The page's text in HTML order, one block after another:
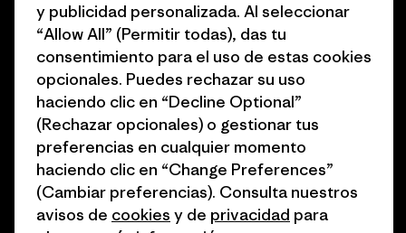
Cómo financiamos
Tarjetas regalo
Encuentra una tienda
del sector
Programa de afiliados
Mapa del sitio Patagonia
España
© 2026 Patagonia, Inc. Todos los derechos reservados.
y publicidad personalizada. Al seleccionar
“Allow All” (Permitir todas), das tu
consentimiento para el uso de estas cookies
opcionales. Puedes rechazar su uso
haciendo clic en “Decline Optional”
(Rechazar opcionales) o gestionar tus
preferencias en cualquier momento
haciendo clic en “Change Preferences”
(Cambiar preferencias). Consulta nuestros
avisos de cookies y de privacidad para